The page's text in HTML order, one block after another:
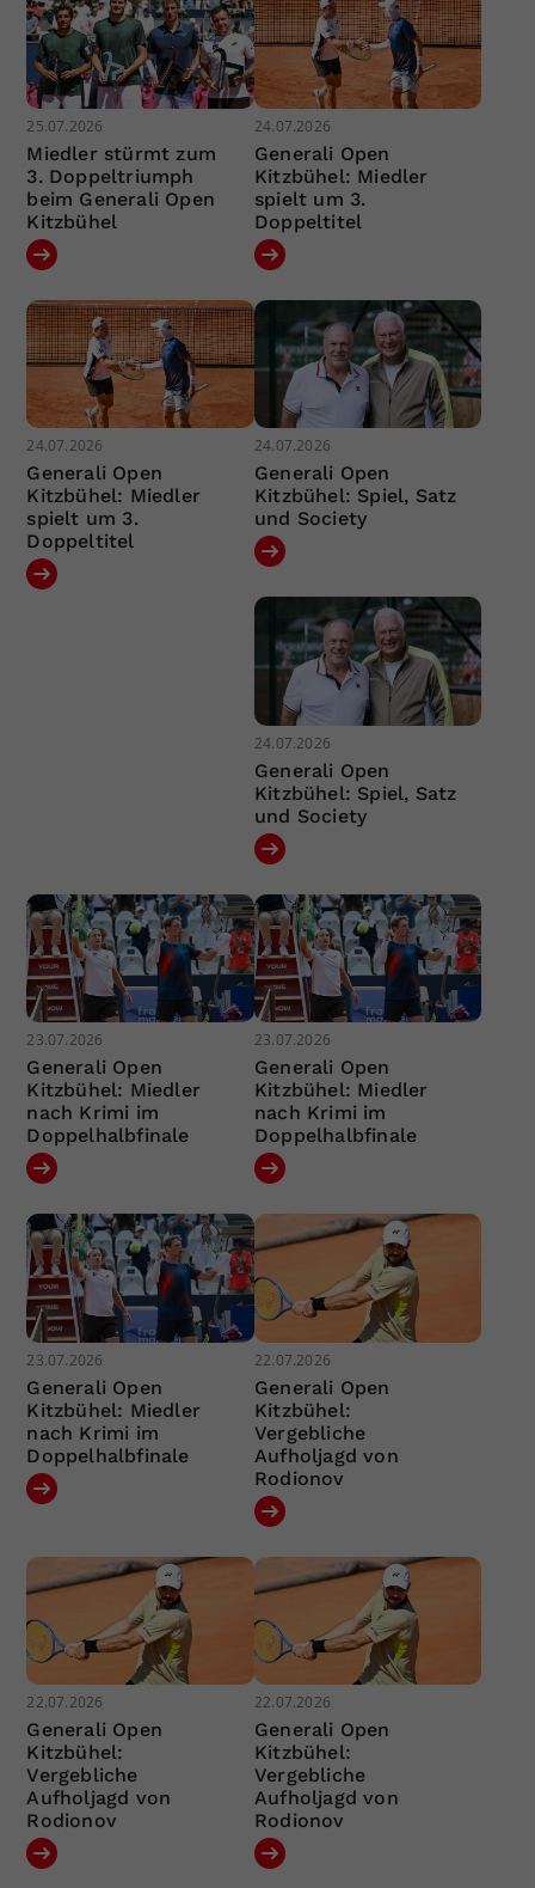
25.07.2026
Miedler stürmt zum
3. Doppeltriumph
beim Generali Open
Kitzbühel
24.07.2026
Generali Open
Kitzbühel: Miedler
spielt um 3.
Doppeltitel
24.07.2026
Generali Open
Kitzbühel: Miedler
spielt um 3.
Doppeltitel
24.07.2026
Generali Open
Kitzbühel: Spiel, Satz
und Society
24.07.2026
Generali Open
Kitzbühel: Spiel, Satz
und Society
23.07.2026
Generali Open
Kitzbühel: Miedler
nach Krimi im
Doppelhalbfinale
23.07.2026
Generali Open
Kitzbühel: Miedler
nach Krimi im
Doppelhalbfinale
23.07.2026
Generali Open
Kitzbühel: Miedler
nach Krimi im
Doppelhalbfinale
22.07.2026
Generali Open
Kitzbühel:
Vergebliche
Aufholjagd von
Rodionov
22.07.2026
Generali Open
Kitzbühel:
Vergebliche
Aufholjagd von
Rodionov
22.07.2026
Generali Open
Kitzbühel:
Vergebliche
Aufholjagd von
Rodionov